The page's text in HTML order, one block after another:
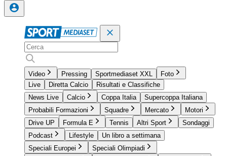
Video Pressing Sportmediaset XXL
Foto
Live
Diretta Calcio
Risultati e Classifiche
News Live
Calcio Coppa Italia
Supercoppa Italiana
Probabili Formazioni
Squadre Mercato
Motori
Drive UP
Formula E Tennis Altri Sport
Sondaggi
Podcast
Lifestyle
Un libro a settimana
Speciali Europei
Speciali Olimpiadi